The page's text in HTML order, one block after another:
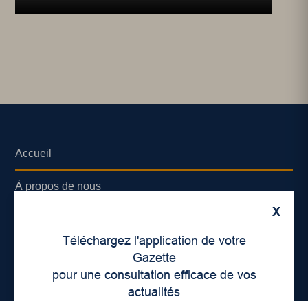
X
Téléchargez l'application de votre
Gazette
pour une consultation efficace de vos
actualités
Accueil
À propos de nous
Lieux de distribution